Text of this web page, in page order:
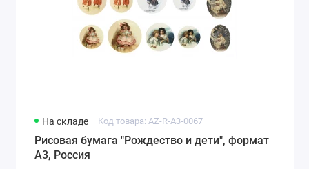
На складе Код товара: AZ-R-A3-0067
Рисовая бумага "Рождество и дети", формат
А3, Россия